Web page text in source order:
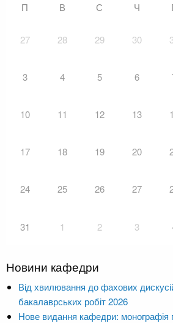
П В С Ч
27 28 29 30
3 4 5 6
10 11 12 13
17 18 19 20
24 25 26 27
31 1 2 3
Новини кафедри
Від хвилювання до фахових
бакалаврських робіт 2026
Нове видання кафедри: монографія